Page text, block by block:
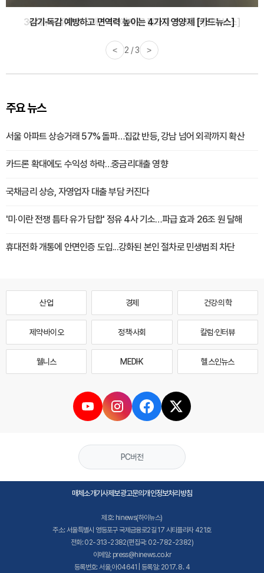
감기·독감 예방하고 면역력 높이는 4가지 영양제 [카드뉴스]
< 3 / 3 >
주요 뉴스
서울 아파트 상승거래 57% 돌파…집값 반등, 강남 넘어 외곽까지 확산
카드론 확대에도 수익성 하락…중금리대출 영향
국채금리 상승, 자영업자 대출 부담 커진다
'미·이란 전쟁 틈타 유가 담합' 정유 4사 기소…파급 효과 26조 원 달해
휴대전화 개통에 안면인증 도입...강화된 본인 절차로 민생범죄 차단
산업 경제 건강·의학
제약·바이오 정책·사회 칼럼·인터뷰
웰니스 MEDI·K 헬스인뉴스
PC버전
매체소개기사제보광고문의개인정보처리방침
제호: hinews(하이뉴스)
주소: 서울특별시 영등포구 국제금융로2길 17 시티플라자 421호
전화: 02-313-2382(편집국: 02-782-2382)
이메일: press@hinews.co.kr
등록번호: 서울,아04641 | 등록일: 2017. 8. 4